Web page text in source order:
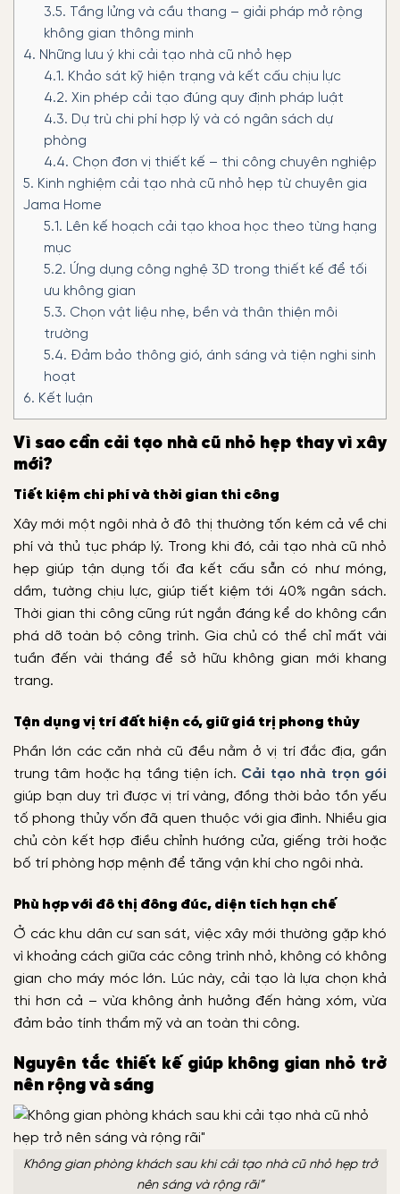
3.5. Tầng lửng và cầu thang – giải pháp mở rộng
không gian thông minh
4. Những lưu ý khi cải tạo nhà cũ nhỏ hẹp
4.1. Khảo sát kỹ hiện trạng và kết cấu chịu lực
4.2. Xin phép cải tạo đúng quy định pháp luật
4.3. Dự trù chi phí hợp lý và có ngân sách dự
phòng
4.4. Chọn đơn vị thiết kế – thi công chuyên nghiệp
5. Kinh nghiệm cải tạo nhà cũ nhỏ hẹp từ chuyên gia
Jama Home
5.1. Lên kế hoạch cải tạo khoa học theo từng hạng
mục
5.2. Ứng dụng công nghệ 3D trong thiết kế để tối
ưu không gian
5.3. Chọn vật liệu nhẹ, bền và thân thiện môi
trường
5.4. Đảm bảo thông gió, ánh sáng và tiện nghi sinh
hoạt
6. Kết luận
Vì sao cần cải tạo nhà cũ nhỏ hẹp thay vì xây
mới?
Tiết kiệm chi phí và thời gian thi công
Xây mới một ngôi nhà ở đô thị thường tốn kém cả về chi
phí và thủ tục pháp lý. Trong khi đó, cải tạo nhà cũ nhỏ
hẹp giúp tận dụng tối đa kết cấu sẵn có như móng,
dầm, tường chịu lực, giúp tiết kiệm tới 40% ngân sách.
Thời gian thi công cũng rút ngắn đáng kể do không cần
phá dỡ toàn bộ công trình. Gia chủ có thể chỉ mất vài
tuần đến vài tháng để sở hữu không gian mới khang
trang.
Tận dụng vị trí đất hiện có, giữ giá trị phong thủy
Phần lớn các căn nhà cũ đều nằm ở vị trí đắc địa, gần
trung tâm hoặc hạ tầng tiện ích. Cải tạo nhà trọn gói
giúp bạn duy trì được vị trí vàng, đồng thời bảo tồn yếu
tố phong thủy vốn đã quen thuộc với gia đình. Nhiều gia
chủ còn kết hợp điều chỉnh hướng cửa, giếng trời hoặc
bố trí phòng hợp mệnh để tăng vận khí cho ngôi nhà.
Phù hợp với đô thị đông đúc, diện tích hạn chế
Ở các khu dân cư san sát, việc xây mới thường gặp khó
vì khoảng cách giữa các công trình nhỏ, không có không
gian cho máy móc lớn. Lúc này, cải tạo là lựa chọn khả
thi hơn cả – vừa không ảnh hưởng đến hàng xóm, vừa
đảm bảo tính thẩm mỹ và an toàn thi công.
Nguyên tắc thiết kế giúp không gian nhỏ trở
nên rộng và sáng
Không gian phòng khách sau khi cải tạo nhà cũ nhỏ hẹp trở
nên sáng và rộng rãi”